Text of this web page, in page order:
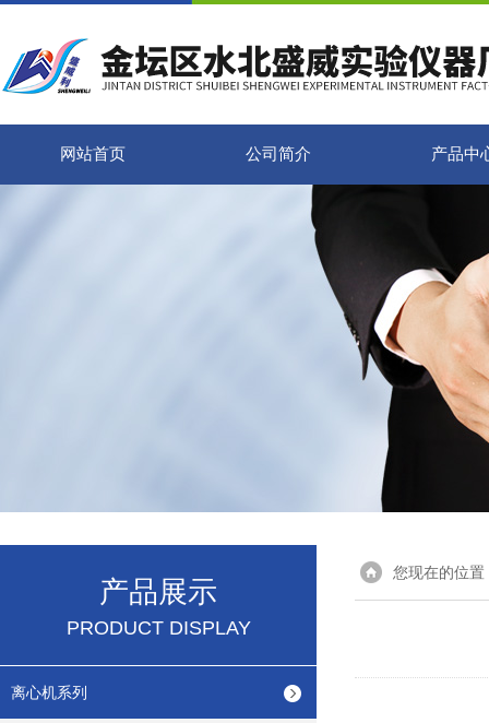
网站首页 公司简介 产品中
产品展示
PRODUCT DISPLAY
离心机系列
您现在的位置